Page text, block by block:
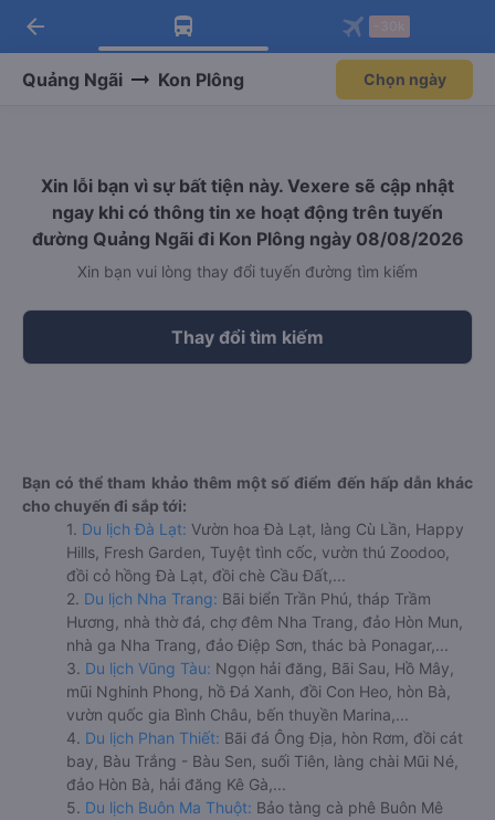
Tải app Vexere ngay!
Nhận ưu đãi thành viên độc
Mở app
Tải app Vexere
-30k/ghế khi đặt vé máy bay qua
Mở app
arrow_back
Quảng Ngãi Kon Plông Chọn ngày
Xin lỗi bạn vì sự bất tiện này. Vexere sẽ cập nhật
ngay khi có thông tin xe hoạt động trên tuyến
đường Quảng Ngãi đi Kon Plông ngày 08/08/2026
Xin bạn vui lòng thay đổi tuyến đường tìm kiếm
Thay đổi tìm kiếm
Bạn có thể tham khảo thêm một số điểm đến hấp dẫn khác
cho chuyến đi sắp tới:
1. Du lịch Đà Lạt: Vườn hoa Đà Lạt, làng Cù Lần, Happy
Hills, Fresh Garden, Tuyệt tình cốc, vườn thú Zoodoo,
đồi cỏ hồng Đà Lạt, đồi chè Cầu Đất,...
2. Du lịch Nha Trang: Bãi biển Trần Phú, tháp Trầm
Hương, nhà thờ đá, chợ đêm Nha Trang, đảo Hòn Mun,
nhà ga Nha Trang, đảo Điệp Sơn, thác bà Ponagar,...
3. Du lịch Vũng Tàu: Ngọn hải đăng, Bãi Sau, Hồ Mây,
mũi Nghinh Phong, hồ Đá Xanh, đồi Con Heo, hòn Bà,
vườn quốc gia Bình Châu, bến thuyền Marina,...
4. Du lịch Phan Thiết: Bãi đá Ông Địa, hòn Rơm, đồi cát
bay, Bàu Trắng - Bàu Sen, suối Tiên, làng chài Mũi Né,
đảo Hòn Bà, hải đăng Kê Gà,...
5. Du lịch Buôn Ma Thuột: Bảo tàng cà phê Buôn Mê